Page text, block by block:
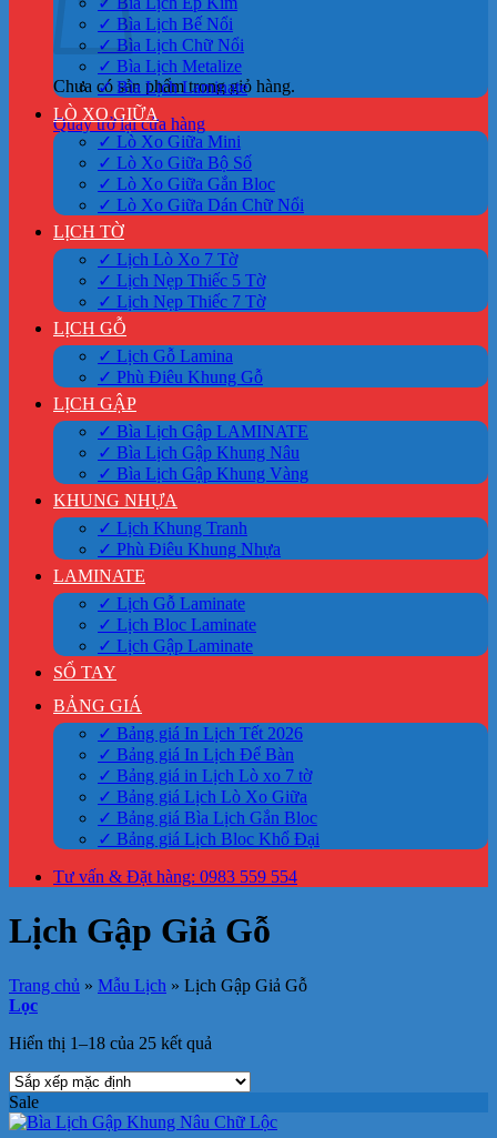
Chưa có sản phẩm trong giỏ hàng.
Quay trở lại cửa hàng
✓ Bìa Lịch Bế Nổi
✓ Bìa Lịch Chữ Nổi
✓ Bìa Lịch Metalize
✓ Bìa Lịch Laminate
LÒ XO GIỮA
✓ Lò Xo Giữa Mini
✓ Lò Xo Giữa Bộ Số
✓ Lò Xo Giữa Gắn Bloc
✓ Lò Xo Giữa Dán Chữ Nổi
LỊCH TỜ
✓ Lịch Lò Xo 7 Tờ
✓ Lịch Nẹp Thiếc 5 Tờ
✓ Lịch Nẹp Thiếc 7 Tờ
LỊCH GỖ
✓ Lịch Gỗ Lamina
✓ Phù Điêu Khung Gỗ
LỊCH GẬP
✓ Bìa Lịch Gập LAMINATE
✓ Bìa Lịch Gập Khung Nâu
✓ Bìa Lịch Gập Khung Vàng
KHUNG NHỰA
✓ Lịch Khung Tranh
✓ Phù Điêu Khung Nhựa
LAMINATE
✓ Lịch Gỗ Laminate
✓ Lịch Bloc Laminate
✓ Lịch Gập Laminate
SỔ TAY
BẢNG GIÁ
✓ Bảng giá In Lịch Tết 2026
✓ Bảng giá In Lịch Để Bàn
✓ Bảng giá in Lịch Lò xo 7 tờ
✓ Bảng giá Lịch Lò Xo Giữa
✓ Bảng giá Bìa Lịch Gắn Bloc
✓ Bảng giá Lịch Bloc Khổ Đại
Tư vấn & Đặt hàng: 0983 559 554
Lịch Gập Giả Gỗ
Trang chủ » Mẫu Lịch » Lịch Gập Giả Gỗ
Lọc
Hiển thị 1–18 của 25 kết quả
Sale